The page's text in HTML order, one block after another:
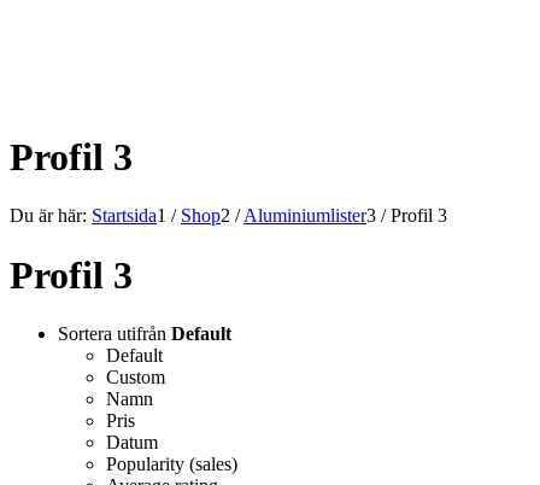
Profil 3
Du är här: Startsida1 / Shop2 /Aluminiumlister3 / Profil 3
Profil 3
Sortera utifrån Default
Default
Custom
Namn
Pris
Datum
Popularity (sales)